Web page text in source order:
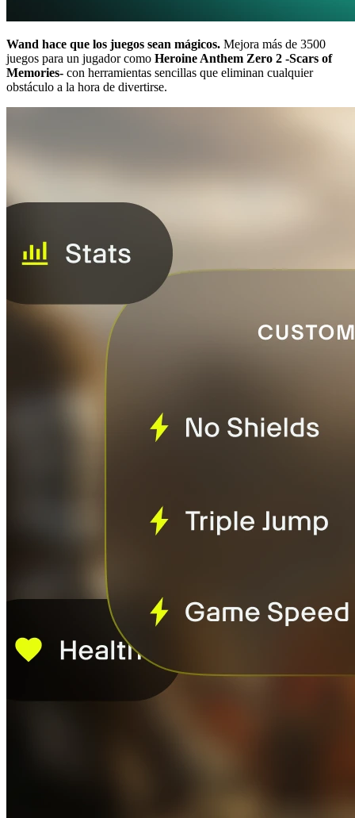
Wand hace que los juegos sean mágicos. Mejora más de 3500
juegos para un jugador como Heroine Anthem Zero 2 -Scars of
Memories- con herramientas sencillas que eliminan cualquier
obstáculo a la hora de divertirse.